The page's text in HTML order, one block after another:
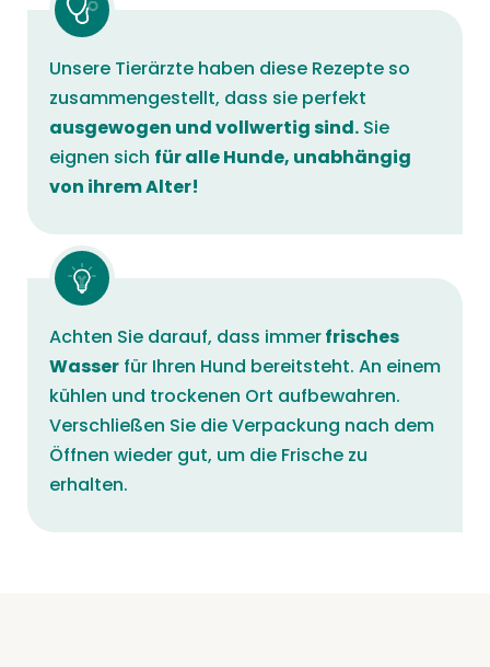
Unsere Tierärzte haben diese Rezepte so
zusammengestellt, dass sie perfekt
ausgewogen und vollwertig sind. Sie
eignen sich für alle Hunde, unabhängig
von ihrem Alter!
Achten Sie darauf, dass immerfrisches
Wasser für Ihren Hund bereitsteht. An einem
kühlen und trockenen Ort aufbewahren.
Verschließen Sie die Verpackung nach dem
Öffnen wieder gut, um die Frische zu
erhalten.